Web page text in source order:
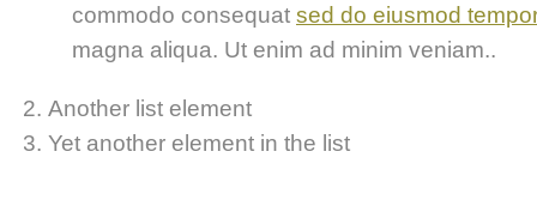
commodo consequat sed do eiusmod
magna aliqua. Ut enim ad minim veniam..
Another list element
Yet another element in the list